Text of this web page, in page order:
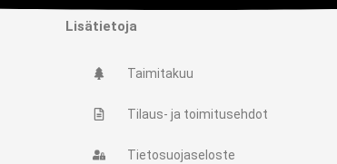
Lisätietoja
Taimitakuu
Tilaus- ja toimitusehdot
Tietosuojaseloste